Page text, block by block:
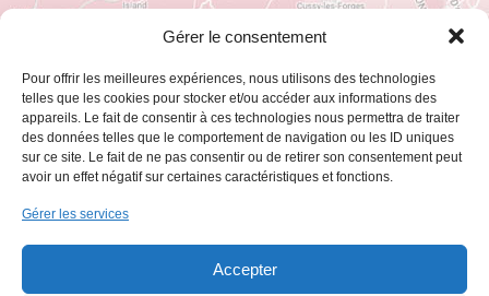
Gérer le consentement
Pour offrir les meilleures expériences, nous utilisons des technologies
telles que les cookies pour stocker et/ou accéder aux informations des
appareils. Le fait de consentir à ces technologies nous permettra de traiter
des données telles que le comportement de navigation ou les ID uniques
sur ce site. Le fait de ne pas consentir ou de retirer son consentement peut
avoir un effet négatif sur certaines caractéristiques et fonctions.
Gérer les services
Accepter
Zones d'interventions
Que vous envisagiez de restaurer une maison
un appartement ancien, sur Hauteville-lès-
Dijon, nos spécialistes de la pose vous